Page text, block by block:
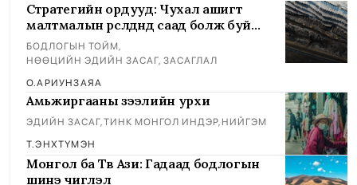
Стратегийн ордууд: Чухал ашигт
малтмалын өрсөлдөөнд саад болж буй
тогтолцоо
БОДЛОГЫН ТОЙМ,
НӨӨЦИЙН ЭДИЙН ЗАСАГ, ЗАСАГЛАЛ
О.АРИУНЗАЯА
Амьжиргааны зээлийн урхи
ЭДИЙН ЗАСАГ,ТИНК МОНГОЛ ИНДЭР, НИЙГЭМ
Т.ЭНХТҮМЭН
Монгол ба Төв Ази: Гадаад бодлогын
шинэ чиглэл